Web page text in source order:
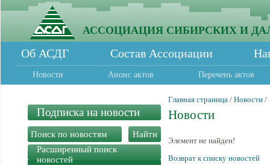
АССОЦИАЦИЯ СИБИРСКИХ И
Об АСДГ Состав Ассоциации
Новости Анонс актов Перечень актов
Подписка на новости
Расширенный поиск
новостей
Главная страница / Новости /
Новости
Элемент не найден!
Возврат к списку новостей